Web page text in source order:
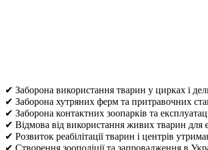
✔ Заборона використання тварин у цирках і
✔ Заборона хутряних ферм та притравочних
✔ Заборона контактних зоопарків та
✔ Відмова від використання живих тварин для
✔ Розвиток реабілітації тварин і центрів